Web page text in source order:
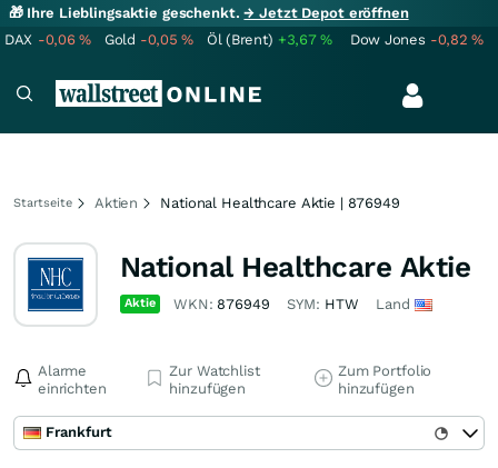
🎁 Ihre Lieblingsaktie geschenkt.→ Jetzt Depot eröffnen
DAX -0,06% Gold -0,05% Öl (Brent) +3,67% Dow Jones -0,82%
Startseite Aktien National Healthcare Aktie | 876949
National Healthcare Aktie
Aktie WKN: 876949 SYM: HTW Land
Alarme
einrichten
Zur Watchlist
hinzufügen
Zum Portfolio
hinzufügen
Frankfurt